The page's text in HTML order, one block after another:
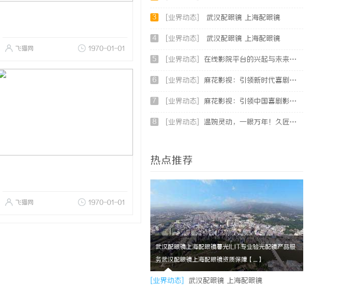
飞猫网 1970-01-01
飞猫网 1970-01-01
3 [业界动态] 武汉配眼镜 上海配眼镜
4 [业界动态] 武汉配眼镜 上海配眼镜
5 [业界动态] 在线影院平台的兴起与未来发展趋势深度解析
6 [业界动态] 麻花影视：引领新时代喜剧影视创作的先锋力量
7 [业界动态] 麻花影视：引领中国喜剧影视的新潮流与文化创新
8 [业界动态] 温婉灵动，一眼万年！久匠量身定制的眉眼唇，才是你整张脸的点睛之笔！淡颜系女生的气质加分项
热点推荐
武汉配眼镜上海配眼镜暮光ILIT专业验光配镜产品服
务武汉配眼镜上海配眼镜资质保障【....】
[业界动态] 武汉配眼镜 上海配眼镜